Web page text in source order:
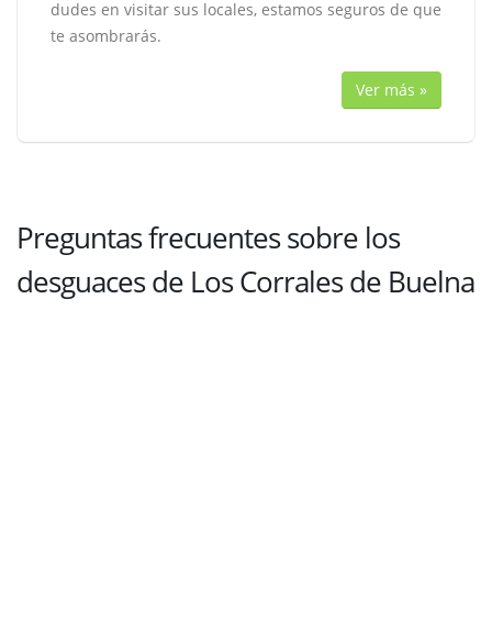
dudes en visitar sus locales, estamos seguros de que
te asombrarás.
Ver más »
Preguntas frecuentes sobre los
desguaces de Los Corrales de Buelna